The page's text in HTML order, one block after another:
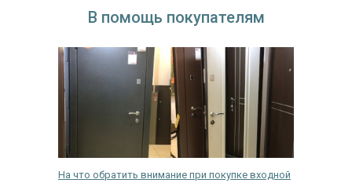
В помощь покупателям
На что обратить внимание при покупке входной